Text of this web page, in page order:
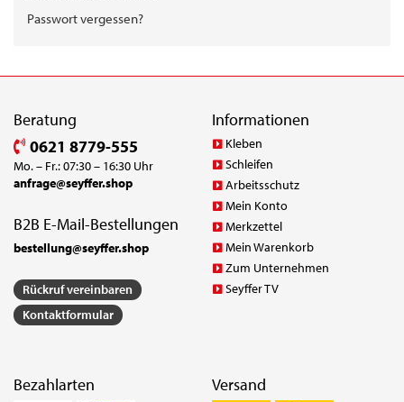
Passwort vergessen?
Beratung
0621 8779-555
Mo. – Fr.: 07:30 – 16:30 Uhr
anfrage@seyffer.shop
B2B E-Mail-Bestellungen
bestellung@seyffer.shop
Rückruf vereinbaren
Kontaktformular
Informationen
Kleben
Schleifen
Arbeitsschutz
Mein Konto
Merkzettel
Mein Warenkorb
Zum Unternehmen
Seyffer TV
Bezahlarten Versand